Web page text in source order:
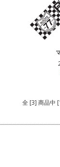
全 [3] 商品中